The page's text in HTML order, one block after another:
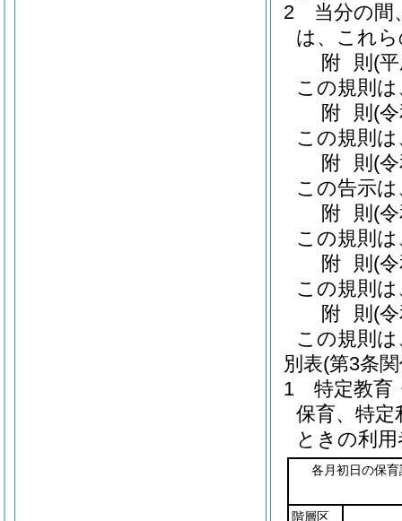
2
当分の間
は、これ
附 則 (
この規則
附 則 (
この規則
附 則 (
この告示
附 則 (
この規則
附 則 (
この規則
附 則 (
この規則
別表(第3条
1 特定教育
保育、特定
ときの利
各月初日の保
階層区